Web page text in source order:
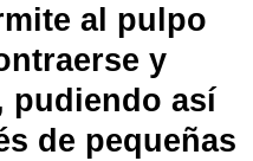
al pulpo
y
pudiendo así
de pequeñas